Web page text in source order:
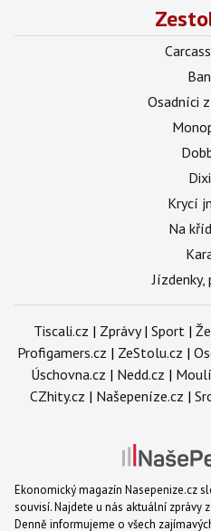
Osadníci
Krycí
Na
Jízdenky,
Tiscali.cz | Zprávy| Sport |
Profigamers.cz | ZeStolu.cz |
Úschovna.cz | Nedd.cz |
CZhity.cz | Našepeníze.cz |
Ekonomický magazín Nasepenize.cz
souvisí. Najdete u nás aktuální zprávy
Denně informujeme o všech